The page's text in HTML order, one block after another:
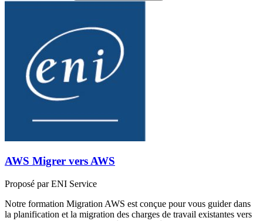
AWS Migrer vers AWS
Proposé par ENI Service
Notre formation Migration AWS est conçue pour vous guider dans
la planification et la migration des charges de travail existantes vers